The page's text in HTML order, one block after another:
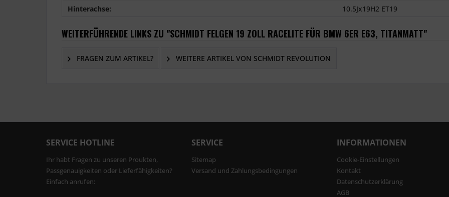
Hinterachse:
10.5Jx19H2 ET19
WEITERFÜHRENDE LINKS ZU "SCHMIDT FELGEN 19 ZOLL RACELITE FÜR BMW 6ER E63, TITANMATT"
FRAGEN ZUM ARTIKEL? WEITERE ARTIKEL VON SCHMIDT REVOLUTION
SERVICE HOTLINE
Ihr habt Fragen zu unseren Proukten,
Passgenauigkeiten oder Lieferfähigkeiten?
Einfach anrufen:
SERVICE
Sitemap
Versand und Zahlungsbedingungen
INFORMATIONEN
Cookie-Einstellungen
Kontakt
Datenschutzerklärung
AGB